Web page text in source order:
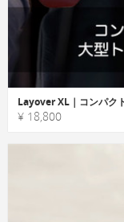
Layover XL｜コンパク
¥ 18,800